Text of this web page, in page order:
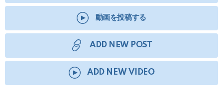
動画を投稿する
ADD NEW POST
ADD NEW VIDEO